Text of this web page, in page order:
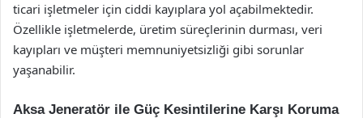
ticari işletmeler için ciddi kayıplara yol açabilmektedir.
Özellikle işletmelerde, üretim süreçlerinin durması, veri
kayıpları ve müşteri memnuniyetsizliği gibi sorunlar
yaşanabilir.
Aksa Jeneratör ile Güç Kesintilerine Karşı Koruma